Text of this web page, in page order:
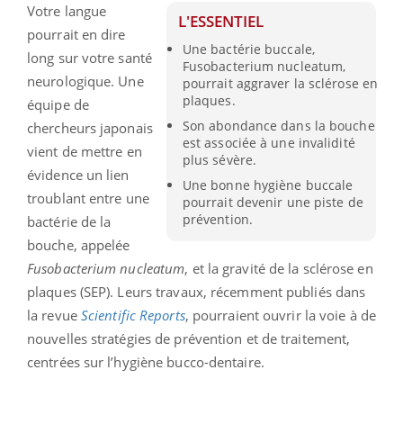
L'ESSENTIEL
Une bactérie buccale,
Fusobacterium nucleatum,
pourrait aggraver la sclérose en
plaques.
Son abondance dans la bouche
est associée à une invalidité
plus sévère.
Une bonne hygiène buccale
pourrait devenir une piste de
prévention.
Votre langue
pourrait en dire
long sur votre santé
neurologique. Une
équipe de
chercheurs japonais
vient de mettre en
évidence un lien
troublant entre une
bactérie de la
bouche, appelée
Fusobacterium nucleatum, et la gravité de la sclérose en
plaques (SEP). Leurs travaux, récemment publiés dans
la revue Scientific Reports, pourraient ouvrir la voie à de
nouvelles stratégies de prévention et de traitement,
centrées sur l’hygiène bucco-dentaire.